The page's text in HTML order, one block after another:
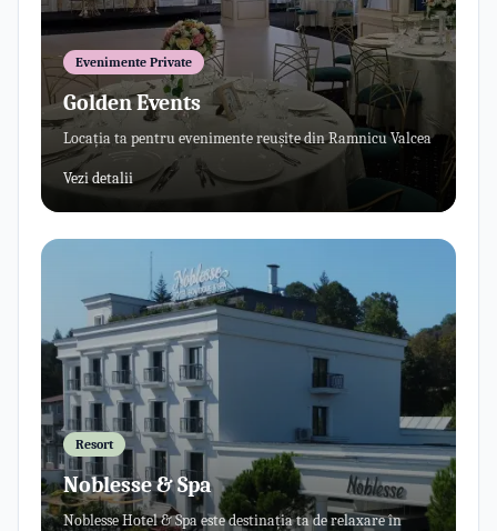
Evenimente Private
Golden Events
Locația ta pentru evenimente reușite din Ramnicu Valcea
Vezi detalii
Resort
Noblesse & Spa
Noblesse Hotel & Spa este destinația ta de relaxare în